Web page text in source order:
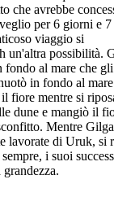
che avrebbe
per 6 giorni e
viaggio si
un'altra possibilità.
fondo al mare che gli
in fondo al
fiore mentre si
dune e mangiò il
Mentre
lavorate di Uruk, si
i suoi